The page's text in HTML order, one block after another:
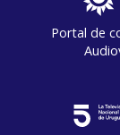
Portal de